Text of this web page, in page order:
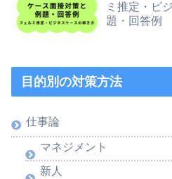
ミ推定・ビ
題・回答例
目的別の対策方法
仕事論
マネジメント
新人